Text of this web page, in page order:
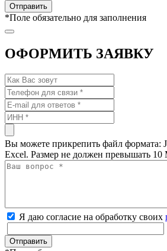
*Поле обязательно для заполнения
ОФОРМИТЬ ЗАЯВКУ
Вы можете прикрепить файл формата:
Excel. Размер не должен превышать 10
Я даю согласие на обработку своих